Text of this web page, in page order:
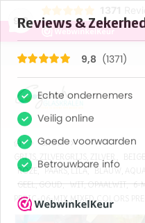
9,8
SHOP
GRIJS, ZILVERGRIJS, ZILVER.
ROZE
PAARS, LILA BLAUW,
GEEL, GOUD, WIT, OPAALWIT, 6-
PRBIC-06-MIX MIXED COLORS